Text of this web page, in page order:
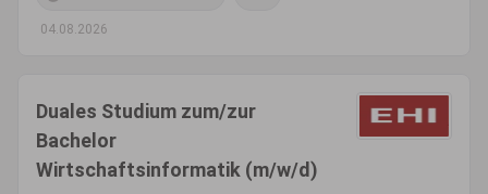
04.08.2026
Duales Studium zum/zur
Bachelor
Wirtschaftsinformatik (m/w/d)